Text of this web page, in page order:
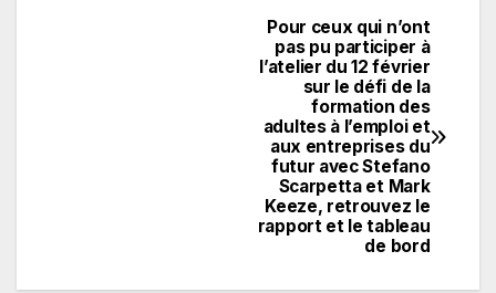
Pour ceux qui n’ont
pas pu participer à
l’atelier du 12 février
sur le défi de la
formation des
adultes à l’emploi et
aux entreprises du
futur avec Stefano
Scarpetta et Mark
Keeze, retrouvez le
rapport et le tableau
de bord